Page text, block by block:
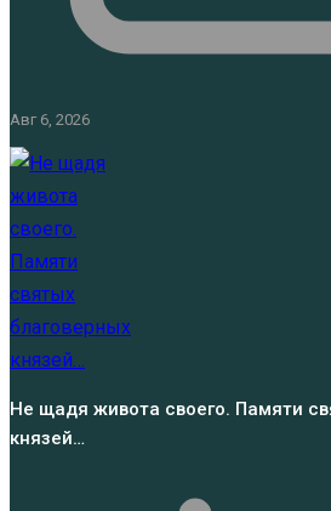
Авг 6, 2026
Не щадя живота своего. Памяти
князей…